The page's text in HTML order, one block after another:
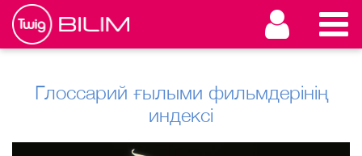
Глоссарий ғылыми фильмдерінің
индексі